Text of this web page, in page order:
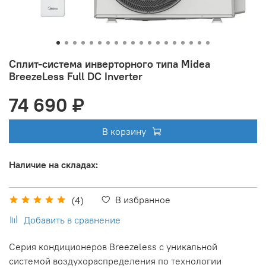
Сплит-система инверторного типа Midea
BreezeLess Full DC Inverter
(4)
В избранное
Добавить в сравнение
74 690 ₽
В корзину
Наличие на складах:
Серия кондиционеров Breezeless с уникальной
системой воздухораспределения по технологии